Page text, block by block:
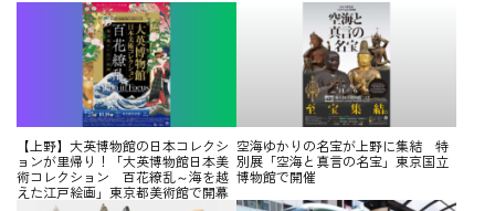
【上野】大英博物館の日本コレクシ
ョンが里帰り！「大英博物館日本美
術コレクション 百花繚乱～海を越
えた江戸絵画」東京都美術館で開幕
空海ゆかりの名宝が上野に集結 特
別展「空海と真言の名宝」東京国立
博物館で開催